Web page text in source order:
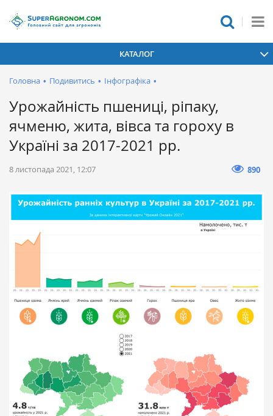
КАТАЛОГ
Головна • Подивитись • Інфографіка •
Урожайність пшениці, ріпаку,
ячменю, жита, вівса та гороху в
Україні за 2017-2021 рр.
8 листопада 2021, 12:07 890